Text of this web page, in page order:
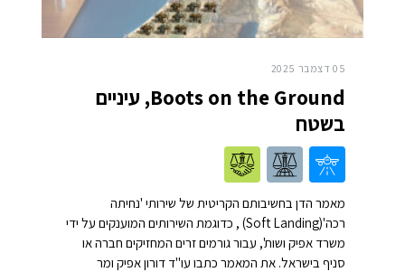
05 דצמבר 2025
Boots on the Ground, עיניים
בשטח
מאמר הדן בחשיבותם הקריטית של שירותי 'נחיתה
רכה'(Soft Landing) , כדוגמת השירותים המוענקים על ידי
משרד אפיק ושות', עבור גורמים זרים המחזיקים חברה או
סניף בישראל. את המאמר כתבו עו"ד דורון אפיק ומר